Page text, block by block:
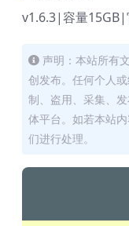
v1.6.3|容量15GB|
声明：本站所有
创发布。任何个人
制、盗用、采集、
体平台。如若本站
们进行处理。